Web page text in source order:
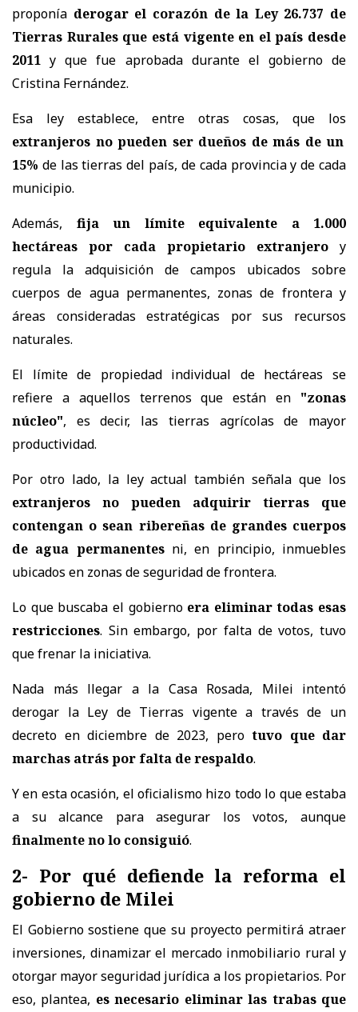
proponía derogar el corazón de la Ley 26.737 de
Tierras Rurales que está vigente en el país desde
2011 y que fue aprobada durante el gobierno de
Cristina Fernández.
Esa ley establece, entre otras cosas, que los
extranjeros no pueden ser dueños de más de un
15% de las tierras del país, de cada provincia y de cada
municipio.
Además, fija un límite equivalente a 1.000
hectáreas por cada propietario extranjero y
regula la adquisición de campos ubicados sobre
cuerpos de agua permanentes, zonas de frontera y
áreas consideradas estratégicas por sus recursos
naturales.
El límite de propiedad individual de hectáreas se
refiere a aquellos terrenos que están en "zonas
núcleo", es decir, las tierras agrícolas de mayor
productividad.
Por otro lado, la ley actual también señala que los
extranjeros no pueden adquirir tierras que
contengan o sean ribereñas de grandes cuerpos
de agua permanentesni, en principio, inmuebles
ubicados en zonas de seguridad de frontera.
Lo que buscaba el gobierno era eliminar todas esas
restricciones. Sin embargo, por falta de votos, tuvo
que frenar la iniciativa.
Nada más llegar a la Casa Rosada, Milei intentó
derogar la Ley de Tierras vigente a través de un
decreto en diciembre de 2023, pero tuvo que dar
marchas atrás por falta de respaldo.
Y en esta ocasión, el oficialismo hizo todo lo que estaba
a su alcance para asegurar los votos, aunque
finalmente no lo consiguió.
2- Por qué defiende la reforma el
gobierno de Milei
El Gobierno sostiene que su proyecto permitirá atraer
inversiones, dinamizar el mercado inmobiliario rural y
otorgar mayor seguridad jurídica a los propietarios. Por
eso, plantea, es necesario eliminar las trabas que